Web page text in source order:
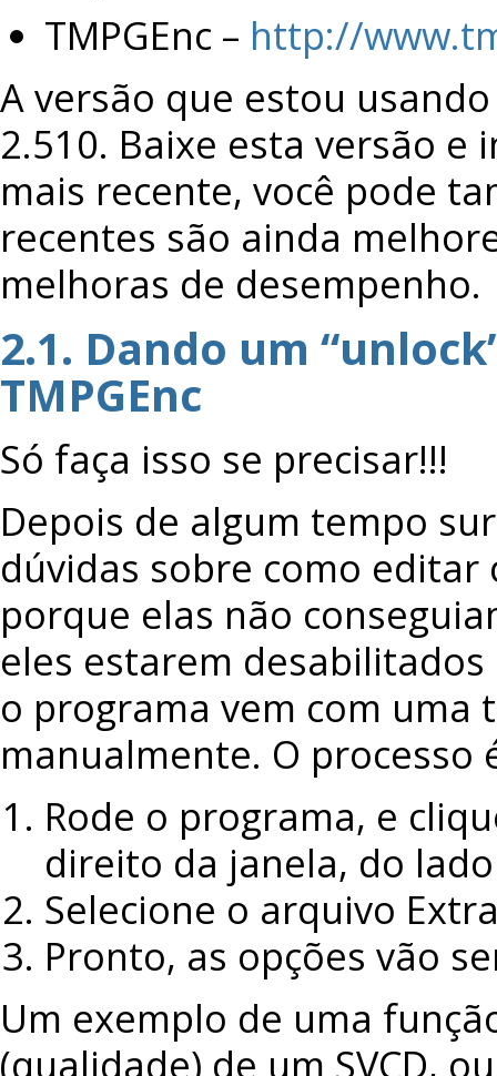
TMPGEnc – http://
A versão que estou
2.510. Baixe esta versão e
mais recente, você pode
recentes são ainda
melhoras de desempenho.
2.1. Dando um
TMPGEnc
Só faça isso se precisar!!!
Depois de algum tempo
dúvidas sobre como editar
porque elas não
eles estarem
o programa vem com uma
manualmente. O processo
Rode o programa, e
direito da janela, do
Selecione o arquivo
Pronto, as opções vão
Um exemplo de uma
(qualidade) de um SVCD,